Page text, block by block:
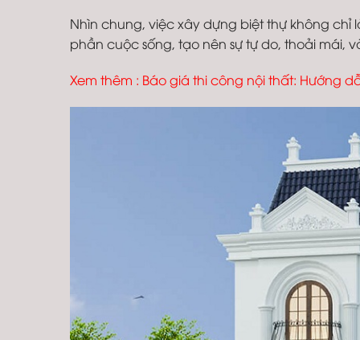
Nhìn chung, việc xây dựng biệt thự không
phần cuộc sống, tạo nên sự tự do, thoải mái,
Xem thêm : Báo giá thi công nội thất: Hướng